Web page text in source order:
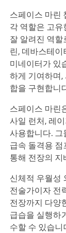
스페이스 마린
각 역할은 고
잘 알려진 역
린, 데바스테
미네이터가 있
하게 기여하며,
합을 구현합니
스페이스 마린
사일 런처, 레
사용합니다.
급속 돌격용
통해 전장의
신체적 우월성
전술가이자 전
전장까지 다양
급습을 실행하
수할 수 있습니